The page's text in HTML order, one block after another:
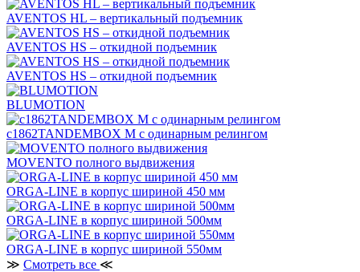
AVENTOS HL – вертикальный подъемник
AVENTOS HS – откидной подъемник
AVENTOS HS – откидной подъемник
BLUMOTION
c1862TANDEMBOX М с одинарным релингом
MOVENTO полного выдвижения
ORGA-LINE в корпус шириной 450 мм
ORGA-LINE в корпус шириной 500мм
ORGA-LINE в корпус шириной 550мм
≫ Смотреть все ≪